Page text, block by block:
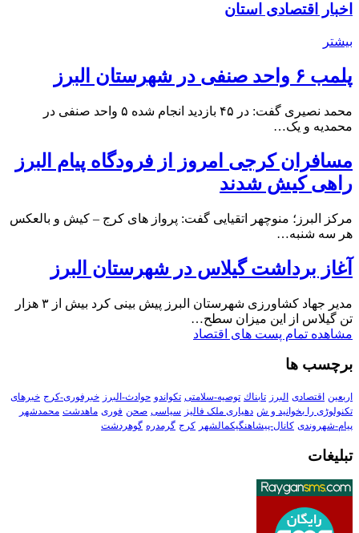
اخبار اقتصادی استان
بیشتر
پلمب ۶ واحد صنفی در شهرستان البرز
محمد نصیری گفت: در ۴۵ بازدید انجام شده ۵ واحد صنفی در
محمدیه و یک…
مسافران کرجی امروز از فرودگاه پیام البرز
راهی کیش شدند
مرکز البرز؛ منوچهر اتقیایی گفت: پرواز های کرج – کیش و بالعکس
هر سه شنبه…
آغاز برداشت گیلاس در شهرستان البرز
مدیر جهاد کشاورزی شهرستان البرز پیش بینی کرد بیش از ۳ هزار
تن گیلاس از این میزان سطح…
مشاهده تمام پست های اقتصاد
برچسب ها
اربعین اقتصادی البرز تابناك توصیه-سلامتی تکواندو حوادث-البرز خبرفوری-کرج خبرهای
تکنولوڑی را بخوانید و ش دهیاری ملک فالیز سیاسی صحن فوری ماهدشت محمدشهر
پیام-شهروندی کانال-پیشاهنگیکمالشهر کرج گرمدره گوهردشت
تبلیغات